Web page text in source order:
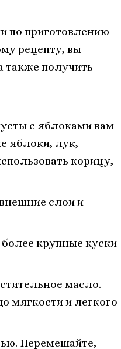
по приготовлению
рецепту, вы
также получить
с яблоками вам
яблоки, лук,
корицу,
слои и
крупные куски
масло.
мягкости и легкого
Перемешайте,